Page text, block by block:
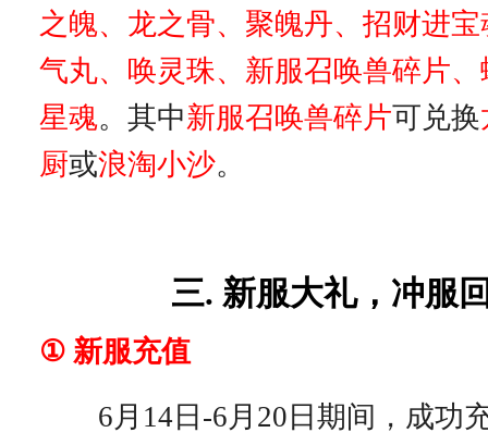
之魄、龙之骨、聚魄丹、招财进
气丸、唤灵珠、新服召唤兽碎片
星魂。其中新服召唤兽碎片可兑换
厨或浪淘小沙。
三. 新服大礼，冲服
① 新服充值
6月14日-6月20日期间，成功